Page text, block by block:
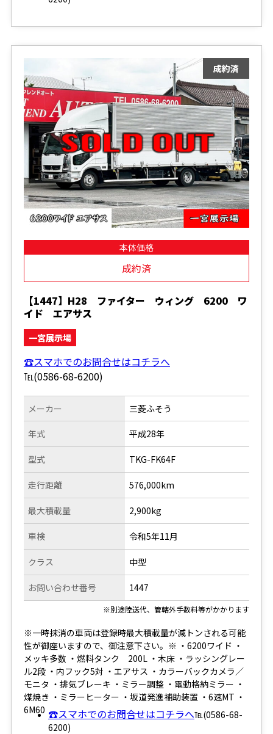
本体価格
成約済
【1447】H28 ファイター ウィング 6200 ワ
イド エアサス
一宮展示場
☎スマホでのお問合せはコチラへ
℡(0586-68-6200)
メーカー
年式
型式
走行距離
三菱ふそう
平成28年
TKG-FK64F
576,000km
最大積載量
車検
クラス
お問い合わせ番号
2,900kg
令和5年11月
中型
1447
※別途陸送代、管轄外手数料等がかかります
※一時抹消の車両は登録時最大積載量が減トンされる可能
性が御座いますので、御注意下さい。※ ・6200ワイド ・
メッキ多数 ・燃料タンク 200L ・木床 ・ラッシングレー
ル2段 ・内フック5対 ・エアサス ・カラーバックカメラ／
モニタ ・排気ブレーキ ・ミラー調整 ・電動格納ミラー ・
煤焼き ・ミラーヒーター ・坂道発進補助装置 ・6速MT ・
6M60☎スマホでのお問合せはコチラへ℡(0586-68-
6200)